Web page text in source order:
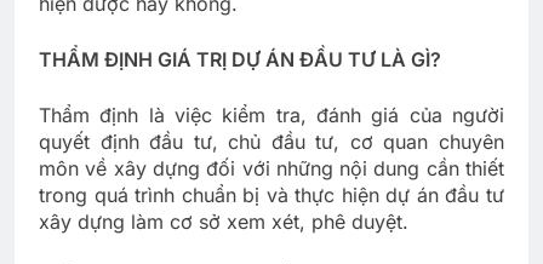
THẨM ĐỊNH GIÁ TRỊ DỰ ÁN ĐẦU TƯ LÀ GÌ?
Thẩm định là việc kiểm tra, đánh giá của người
quyết định đầu tư, chủ đầu tư, cơ quan chuyên
môn về xây dựng đối với những nội dung cần thiết
trong quá trình chuẩn bị và thực hiện dự án đầu tư
xây dựng làm cơ sở xem xét, phê duyệt.